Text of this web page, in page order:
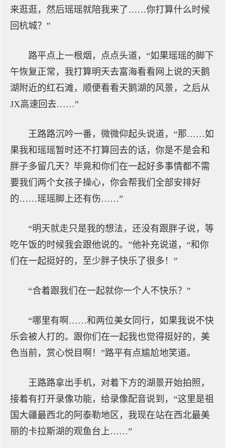
来逛逛，然后瑶瑶就陪我来了……你打算什么时候
回杭城？”
路平点上一根烟，点点头道，“如果瑶瑶的脚下
午恢复正常，我打算明天去富海看看网上说的天鹅
湖附近的红石滩，顺便看看天鹅湖的风景，之后从
JX高速回去……”
王路路沉吟一番，微微仰起头说道，“那……如
果我和瑶瑶暂时还不打算回去的话，你是不是会和
胖子多留几天？毕竟和你们在一起好多事情都不需
要我们两个女孩子操心，你会帮我们全部安排好
的……瑶瑶脚上还有伤……”
“明天就走只是我的想法，还没有跟胖子说，等
吃午饭的时候我会跟他说的。”他补充说道，“和你
们在一起挺好的，至少胖子快乐了很多！”
“合着跟我们在一起就你一个人不快乐？”
“哪里有啊……和两位美女同行，如果我说不快
乐会被人打的。跟你们在一起我也觉得挺好的，美
色当前，赏心悦目啊！”路平有点尴尬地笑道。
王路路拿出手机，对着下方的湖景开始拍照，
接着有打开录像功能，给录像配音说到，“这里是祖
国大疆最西北的阿泰勒地区，我现在站在西北最美
丽的卡拉斯湖的观鱼台上……”